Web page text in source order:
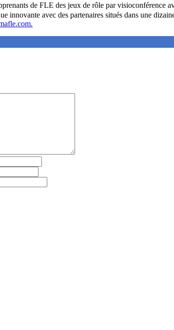
de FLE des jeux de rôle par visioconférence
innovante avec des partenaires situés dans une